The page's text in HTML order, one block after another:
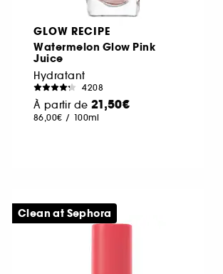
GLOW RECIPE
Watermelon Glow Pink
Juice
Hydratant
4208
À partir de 21,50€
86,00€ / 100ml
Clean at Sephora